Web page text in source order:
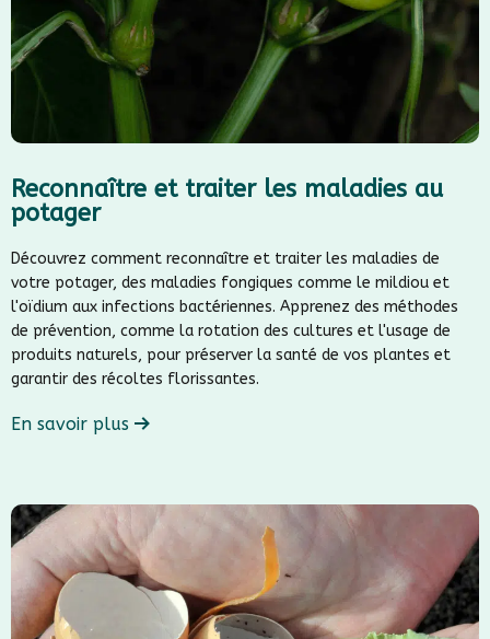
Reconnaître et traiter les maladies au
potager
Découvrez comment reconnaître et traiter les maladies de
votre potager, des maladies fongiques comme le mildiou et
l'oïdium aux infections bactériennes. Apprenez des méthodes
de prévention, comme la rotation des cultures et l'usage de
produits naturels, pour préserver la santé de vos plantes et
garantir des récoltes florissantes.
En savoir plus